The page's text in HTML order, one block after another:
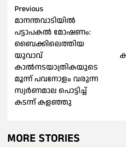
Post
navigation
Previous
മാനന്തവാടിയിൽ
പട്ടാപകൽ മോഷണം:
ബൈക്കിലെത്തിയ
യുവാവ്
കാല്‍നടയാത്രികയുടെ
മൂന്ന് പവനോളം വരുന്ന
സ്വർണമാല പൊട്ടിച്ച്
കടന്ന് കളഞ്ഞു
MORE STORIES